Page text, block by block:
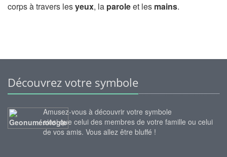
corps à travers lesyeux, la paroleet les mains.
Découvrez votre symbole
Amusez-vous à découvrir votre symbole
ainsi que celui des membres de votre famille ou celui
de vos amis. Vous allez être bluffé !